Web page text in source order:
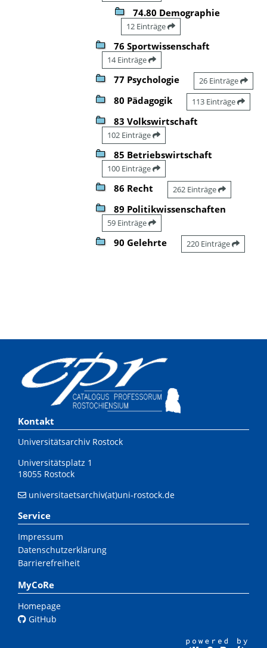
74.80 Demographie
12 Einträge
76 Sportwissenschaft
14 Einträge
77 Psychologie 26 Einträge
80 Pädagogik 113 Einträge
83 Volkswirtschaft
102 Einträge
85 Betriebswirtschaft
100 Einträge
86 Recht 262 Einträge
89 Politikwissenschaften
59 Einträge
90 Gelehrte 220 Einträge
Kontakt
Universitätsarchiv Rostock
Universitätsplatz 1
18055 Rostock
universitaetsarchiv(at)uni-rostock.de
Service
Impressum
Datenschutzerklärung
Barrierefreiheit
MyCoRe
Homepage
GitHub